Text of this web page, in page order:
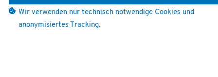
Wir verwenden nur technisch notwendige Cookies und
anonymisiertes Tracking.